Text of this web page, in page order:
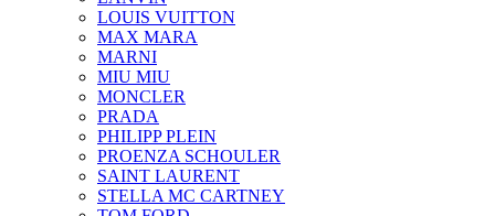
LOUIS VUITTON
MAX MARA
MARNI
MIU MIU
MONCLER
PRADA
PHILIPP PLEIN
PROENZA SCHOULER
SAINT LAURENT
STELLA MC CARTNEY